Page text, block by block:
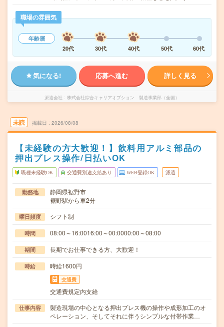
職場の雰囲気
年齢層
20代
30代 40代 50代 60代
気になる! 応募へ進む 詳しく見る
派遣会社 株式会社綜合キャリアオプション 製造事業部（全国）
未読 掲載日 2026/08/08
【未経験の方大歓迎！】飲料用アルミ部品の
押出プレス操作/日払いOK
職種未経験OK 交通費別途支給あり WEB登録OK 派遣
勤務地
静岡県裾野市
裾野駅から車2分
曜日頻度 シフト制
時間 08:00～16:0016:00～00:0000:00～08:00
期間 長期でお仕事できる方、大歓迎！
時給 時給1600円
交通費
交通費規定内支給
仕事内容
製造現場の中心となる押出プレス機の操作や成形加工のオ
ペレーション、そしてそれに伴うシンプルな付帯作業…